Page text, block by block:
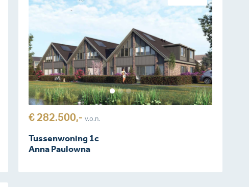
€ 282.500,- v.o.n.
Tussenwoning 1c
Anna Paulowna